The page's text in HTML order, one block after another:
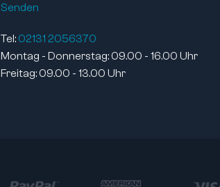
Senden
Tel: 02131 2056370
Montag - Donnerstag: 09.00 - 16.00 Uhr
Freitag: 09.00 - 13.00 Uhr